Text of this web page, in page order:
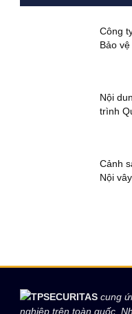
Công
Bảo vệ
Nội
trình
Cảnh
Nội
TPSECURITAS cung
nghiệp trên toàn quốc.